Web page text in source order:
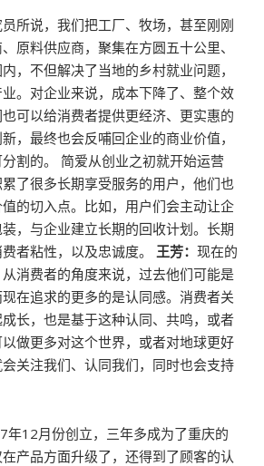
所说，我们把工厂、牧场，甚至刚刚
原料供应商，聚集在方圆五十公里、
，不但解决了当地的乡村就业问题，
。对企业来说，成本下降了、整个效
可以给消费者提供更经济、更实惠的
，最终也会反哺回企业的商业价值，
割的。 简爱从创业之初就开始运营
了很多长期享受服务的用户，他们也
的切入点。比如，用户们会主动让企
，与企业建立长期的回收计划。长期
者粘性，以及忠诚度。 王芳： 现在的
消费者的角度来说，过去他们可能是
在追求的更多的是认同感。消费者关
长，也是基于这种认同、共鸣，或者
做更多对这个世界，或者对地球更好
关注我们、认同我们，同时也会支持
年12月份创立，三年多成为了重庆的
产品方面升级了，还得到了顾客的认